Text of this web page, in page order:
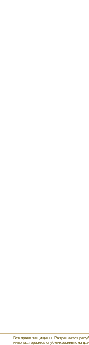
Все права защищены. Разрешается
иных материалов опубликованных на